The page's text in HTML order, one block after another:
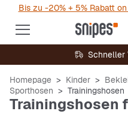
Bis zu -20% + 5% Rabatt
Schneller
Homepage Kinder
Sporthosen
Trainingshosen
Trainingshosen